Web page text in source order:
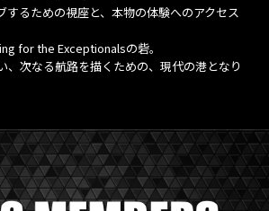
するための視座と、本物の体験へのアクセス
for the Exceptionalsの砦。
、次なる航路を描くための、現代の港となり